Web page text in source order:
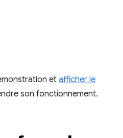
et afficher le
son fonctionnement.